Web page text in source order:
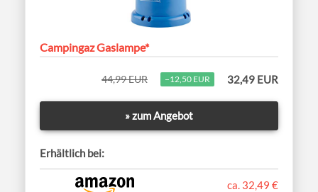
Campingaz Gaslampe*
44,99 EUR −12,50 EUR 32,49 EUR
» zum Angebot
Erhältlich bei:
ca. 32,49 €